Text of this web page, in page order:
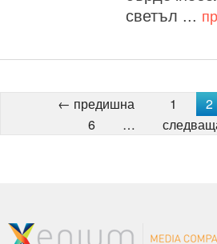
светъл ...
← предишна 1 2
6
…